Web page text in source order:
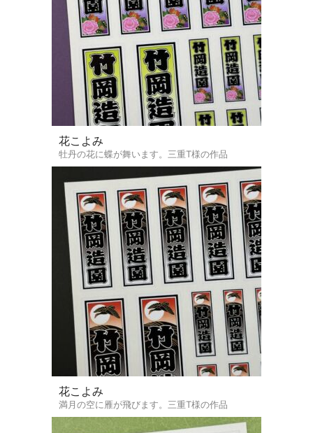
花こよみ
牡丹の花に蝶が舞います。三重T様の作品
花こよみ
満月の空に雁が飛びます。三重T様の作品